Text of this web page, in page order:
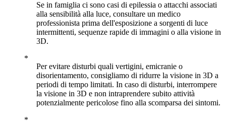
Se in famiglia ci sono casi di epilessia o attacchi associati
alla sensibilità alla luce, consultare un medico
professionista prima dell'esposizione a sorgenti di luce
intermittenti, sequenze rapide di immagini o alla visione in
3D.
Per evitare disturbi quali vertigini, emicranie o
disorientamento, consigliamo di ridurre la visione in 3D a
periodi di tempo limitati. In caso di disturbi, interrompere
la visione in 3D e non intraprendere subito attività
potenzialmente pericolose fino alla scomparsa dei sintomi.